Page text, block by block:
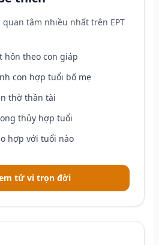
tâm nhiều nhất trên EPT
hôn theo con giáp
con hợp tuổi bố mẹ
thờ thần tài
thủy hợp tuổi
hợp với tuổi nào
tử vi trọn đời